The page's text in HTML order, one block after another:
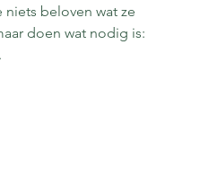
beloven wat ze
doen wat nodig is: